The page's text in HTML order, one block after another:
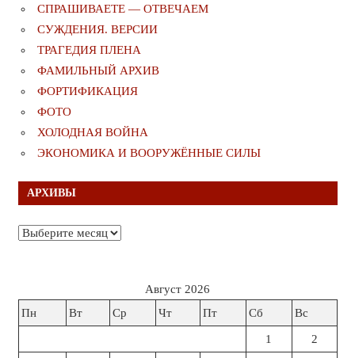
СПРАШИВАЕТЕ — ОТВЕЧАЕМ
СУЖДЕНИЯ. ВЕРСИИ
ТРАГЕДИЯ ПЛЕНА
ФАМИЛЬНЫЙ АРХИВ
ФОРТИФИКАЦИЯ
ФОТО
ХОЛОДНАЯ ВОЙНА
ЭКОНОМИКА И ВООРУЖЁННЫЕ СИЛЫ
АРХИВЫ
Архивы
Август 2026
Пн
Вт Ср Чт Пт Сб Вс
1 2